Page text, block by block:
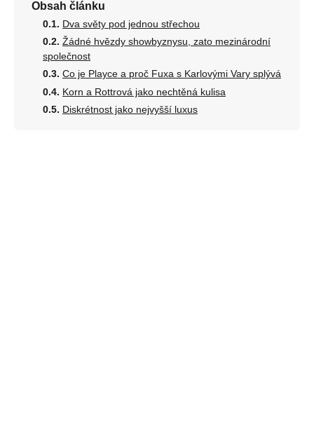
Obsah článku
Dva světy pod jednou střechou
Žádné hvězdy showbyznysu, zato mezinárodní
společnost
Co je Playce a proč Fuxa s Karlovými Vary splývá
Korn a Rottrová jako nechtěná kulisa
Diskrétnost jako nejvyšší luxus